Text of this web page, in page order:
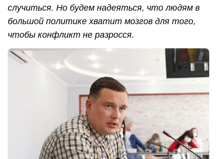
случиться. Но будем надеяться, что людям в
большой политикехватит мозгов для того,
чтобы конфликт не разросся.